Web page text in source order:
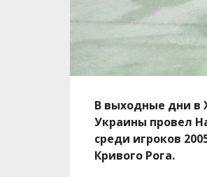
В выходные дни в
Украины провел
среди игроков
Кривого Рога.